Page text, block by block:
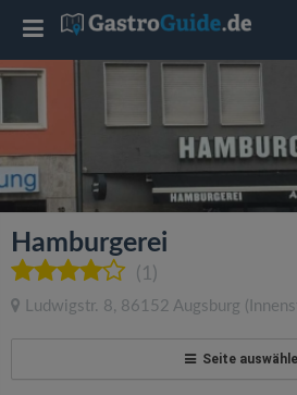
Hamburgerei
(1)
Ludwigstr. 8, 86152 Augsburg
Seite
T
g
l
e